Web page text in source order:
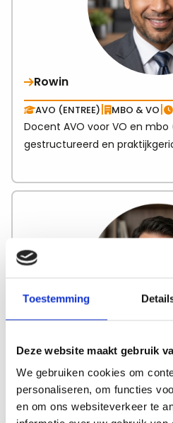
Toestemming
Deze website maakt gebruik
We gebruiken cookies om
personaliseren, om functies
en om ons websiteverkeer te
Rowin
AVO (ENTREE)| MBO & VO|
Docent AVO voor VO en mbo
gestructureerd en
Eelco
AVO | VO| 1,0 FTE| REGIO
Ervaren AVO‑docent voor
toegankelijk voor leerlingen.